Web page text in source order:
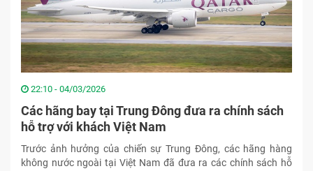
22:10 - 04/03/2026
Các hãng bay tại Trung Đông đưa ra chính sách
hỗ trợ với khách Việt Nam
Trước ảnh hưởng của chiến sự Trung Đông, các hãng hàng
không nước ngoài tại Việt Nam đã đưa ra các chính sách hỗ